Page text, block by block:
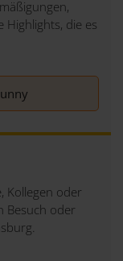
Highlights, die es
Kollegen oder
Besuch oder